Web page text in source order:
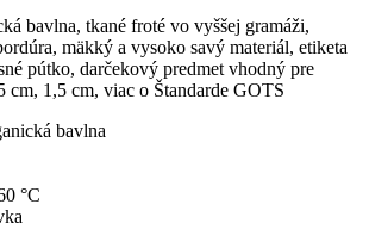
bavlna, tkané froté vo vyššej gramáži,
mäkký a vysoko savý materiál, etiketa
pútko, darčekový predmet vhodný pre
cm, 1,5 cm, viac o Štandarde GOTS
bavlna
°C